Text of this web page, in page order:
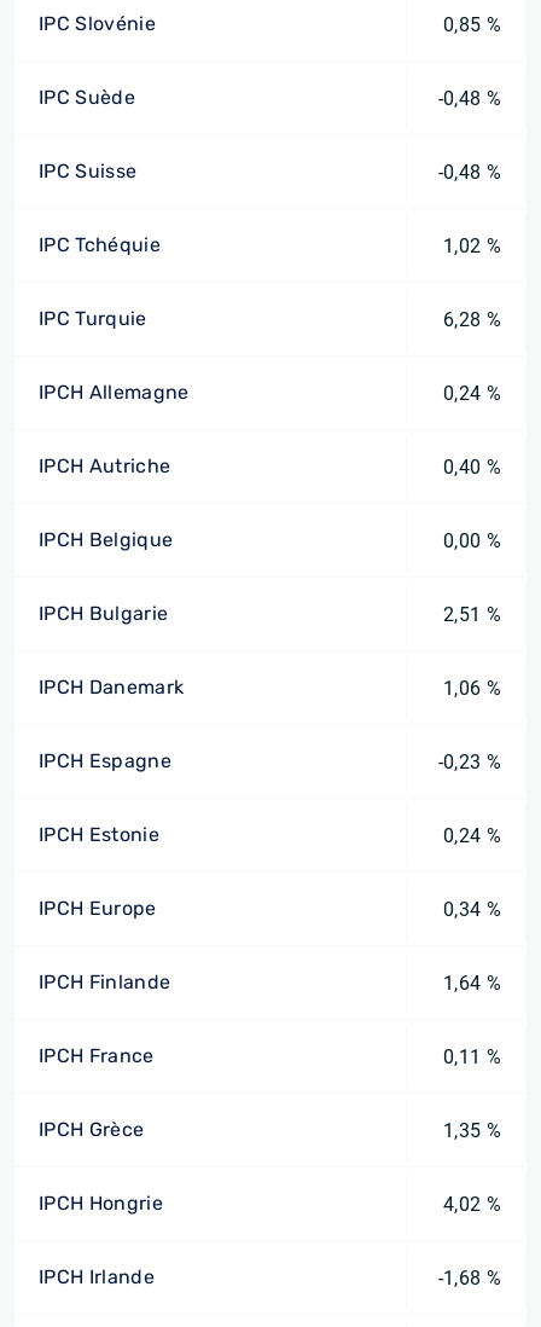
IPC Slovénie 0,85 %
IPC Suède -0,48 %
IPC Suisse -0,48 %
IPC Tchéquie 1,02 %
IPC Turquie 6,28 %
IPCH Allemagne 0,24 %
IPCH Autriche 0,40 %
IPCH Belgique 0,00 %
IPCH Bulgarie 2,51 %
IPCH Danemark 1,06 %
IPCH Espagne -0,23 %
IPCH Estonie 0,24 %
IPCH Europe 0,34 %
IPCH Finlande 1,64 %
IPCH France 0,11 %
IPCH Grèce 1,35 %
IPCH Hongrie 4,02 %
IPCH Irlande -1,68 %